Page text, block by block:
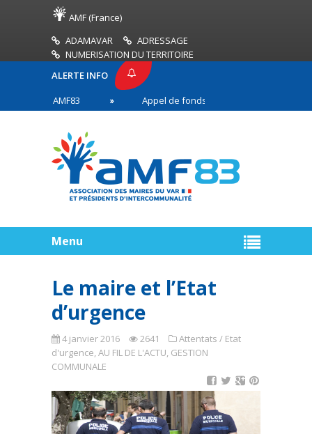
AMF (France)
ADAMAVAR
ADRESSAGE
NUMERISATION DU TERRITOIRE
ALERTE INFO
AMF83
Appel de fonds incendies de forêt
en première ligne
Menu
Le maire et l’Etat
d’urgence
4 janvier 2016 2641
Attentats / Etat
d'urgence,AU FIL DE L'ACTU, GESTION
COMMUNALE